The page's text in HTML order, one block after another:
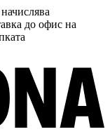
до офис на